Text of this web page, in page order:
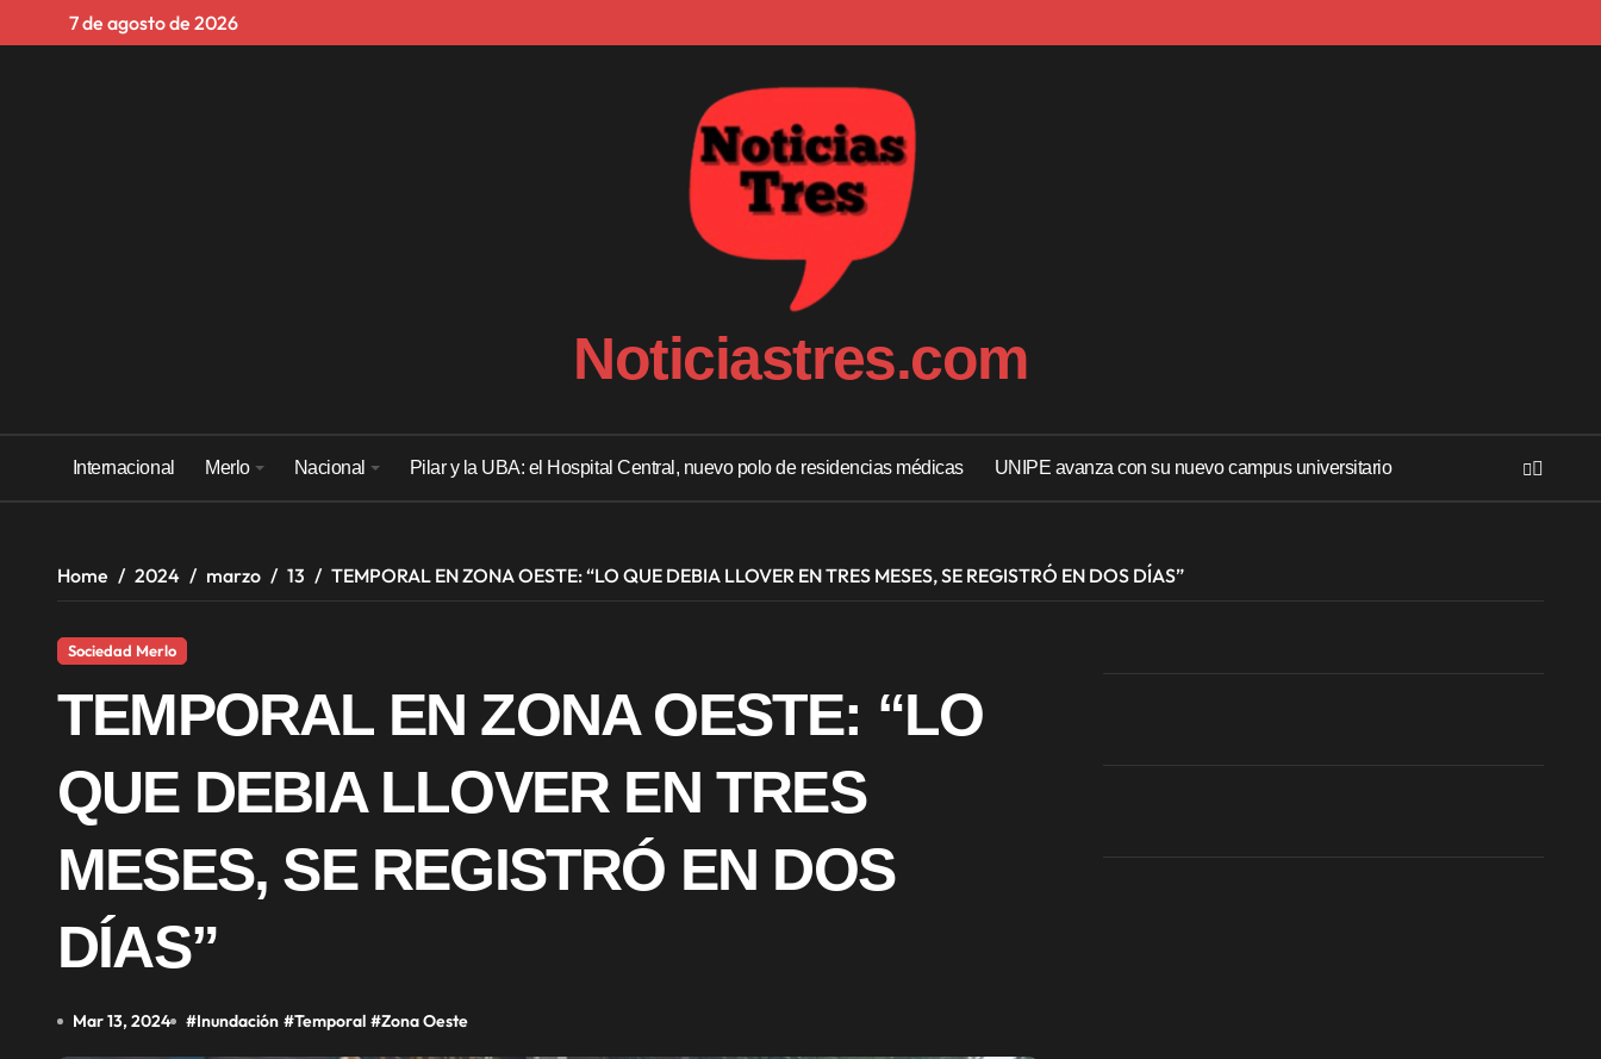
7 de agosto de 2026
Noticiastres.com
Internacional Merlo Nacional Pilar y la UBA: el Hospital Central, nuevo polo de residencias médicas UNIPE avanza con su nuevo campus universitario
Home 2024 marzo 13 TEMPORAL EN ZONA OESTE: “LO QUE DEBIA LLOVER EN TRES MESES, SE REGISTRÓ EN DOS DÍAS”
Sociedad Merlo
TEMPORAL EN ZONA OESTE: “LO
QUE DEBIA LLOVER EN TRES
MESES, SE REGISTRÓ EN DOS
DÍAS”
Mar 13, 2024 #Inundación #Temporal #Zona Oeste